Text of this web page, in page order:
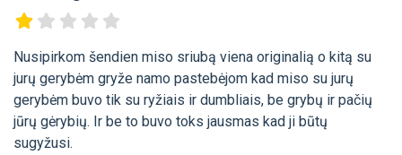
Nusipirkom šendien miso sriubą viena originalią o kitą su
jurų gerybėm gryže namo pastebėjom kad miso su jurų
gerybėm buvo tik su ryžiais ir dumbliais, be grybų ir pačių
jūrų gėrybių. Ir be to buvo toks jausmas kad ji būtų
sugyžusi.